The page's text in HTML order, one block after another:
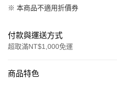
※ 本商品不適用折價券
付款與運送方式
超取滿NT$1,000免運
信用卡一次付款
商品特色